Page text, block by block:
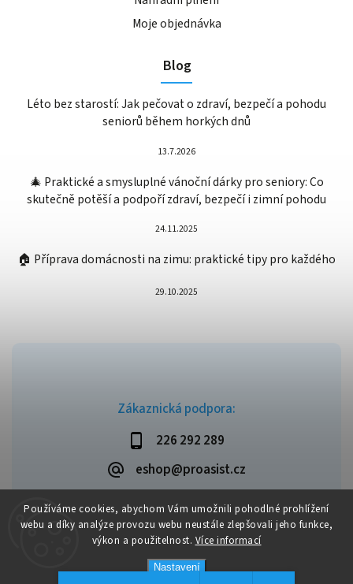
Používáme cookies, abychom Vám umožnili pohodlné prohlížení
webu a díky analýze provozu webu neustále zlepšovali jeho funkce,
výkon a použitelnost. Více informací
Nastavení
Zákaznická podpora:
226 292 289
eshop@proasist.cz
Moje objednávka
Blog
Léto bez starostí: Jak pečovat o zdraví, bezpečí a pohodu
seniorů během horkých dnů
13.7.2026
🎄 Praktické a smysluplné vánoční dárky pro seniory: Co
skutečně potěší a podpoří zdraví, bezpečí i zimní pohodu
24.11.2025
🏠 Příprava domácnosti na zimu: praktické tipy pro každého
29.10.2025
Copyright 2026ProAsist. Všechna práva vyhrazena.
VytvořilShoptet| Design